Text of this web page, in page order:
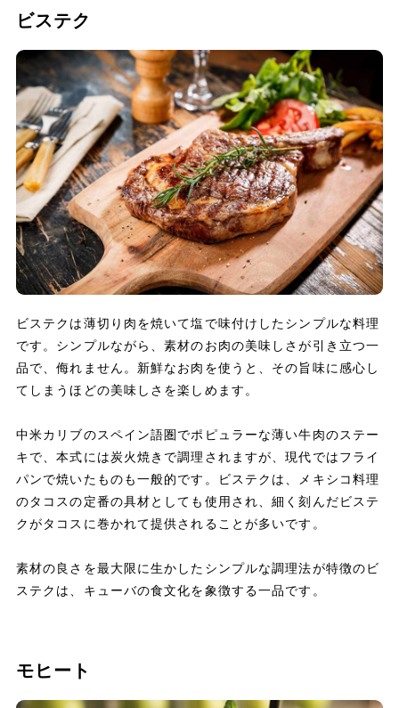
ビステク
ビステクは薄切り肉を焼いて塩で味付けしたシンプルな料理
です。シンプルながら、素材のお肉の美味しさが引き立つ一
品で、侮れません。新鮮なお肉を使うと、その旨味に感心し
てしまうほどの美味しさを楽しめます。
中米カリブのスペイン語圏でポピュラーな薄い牛肉のステー
キで、本式には炭火焼きで調理されますが、現代ではフライ
パンで焼いたものも一般的です。ビステクは、メキシコ料理
のタコスの定番の具材としても使用され、細く刻んだビステ
クがタコスに巻かれて提供されることが多いです。
素材の良さを最大限に生かしたシンプルな調理法が特徴のビ
ステクは、キューバの食文化を象徴する一品です。
モヒート